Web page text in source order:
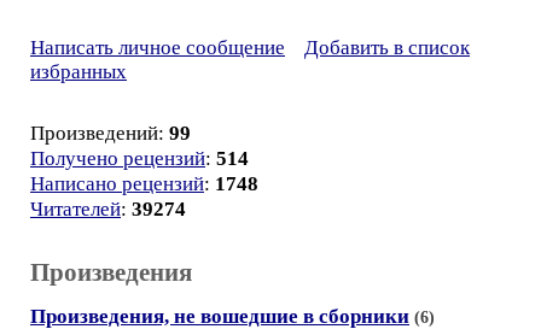
Написать личное сообщение
Добавить в список
избранных
Произведений: 99
Получено рецензий: 514
Написано рецензий: 1748
Читателей: 39274
Произведения
Произведения, не вошедшие в сборники (6)